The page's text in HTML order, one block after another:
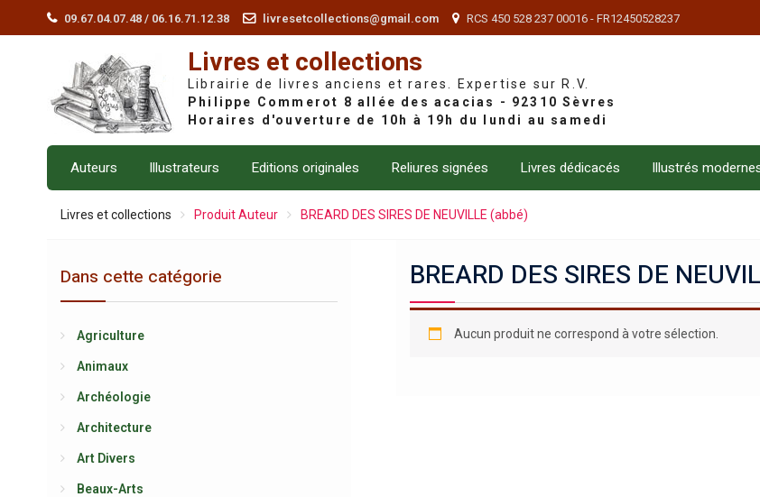
09.67.04.07.48 / 06.16.71.12.38 livresetcollections@gmail.com RCS 450 528 237 00016 - FR12450528237
Livres et collections
Librairie de livres anciens et rares. Expertise sur R.V.
Auteurs Illustrateurs Editions originales Reliures signées Livres dédicacés Illustrés
Livres et collections Produit Auteur BREARD DES SIRES DE NEUVILLE (abbé)
BREARD DES SIRES DE
Aucun produit ne correspond à votre sélection.
Dans cette catégorie
Agriculture
Animaux
Archéologie
Architecture
Art Divers
Beaux-Arts